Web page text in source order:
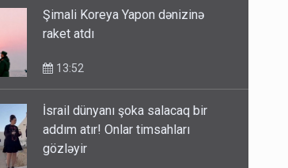
Şimali Koreya Yapon dənizinə
raket atdı
13:52
İsrail dünyanı şoka salacaq bir
addım atır! Onlar timsahları
gözləyir